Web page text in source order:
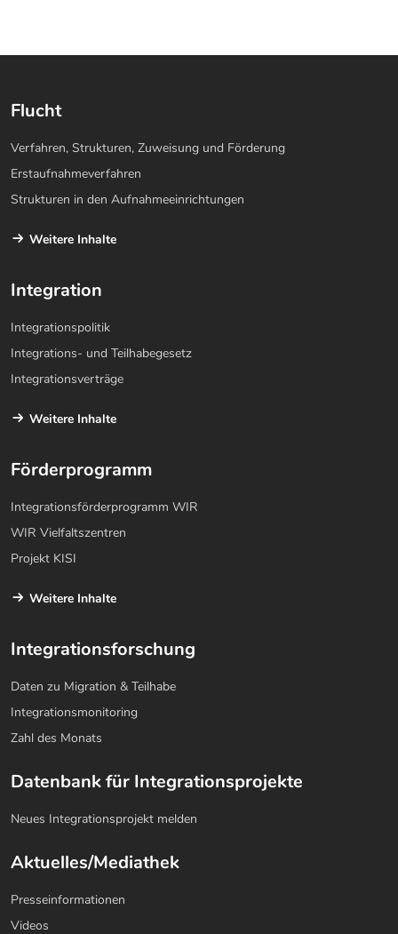
Flucht
Verfahren, Strukturen, Zuweisung und Förderung
Erstaufnahmeverfahren
Strukturen in den Aufnahmeeinrichtungen
Weitere Inhalte
Integration
Integrationspolitik
Integrations- und Teilhabegesetz
Integrationsverträge
Weitere Inhalte
Förderprogramm
Integrationsförderprogramm WIR
WIR Vielfaltszentren
Projekt KISI
Weitere Inhalte
Integrationsforschung
Daten zu Migration & Teilhabe
Integrationsmonitoring
Zahl des Monats
Datenbank für Integrationsprojekte
Neues Integrationsprojekt melden
Aktuelles/Mediathek
Presseinformationen
Videos